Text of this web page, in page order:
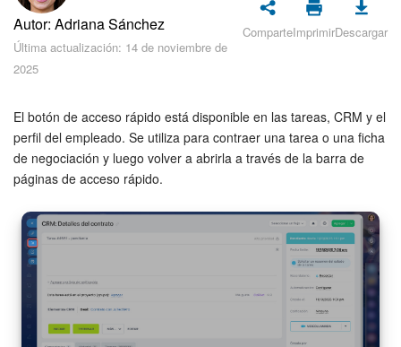
Seguridad
Planes y pagos
Feed
Messenger
Collabs
Bitrix24 Drive
Autor: Adriana Sánchez
Última actualización: 14 de noviembre de
2025
ComparteImprimirDescargar
El botón de acceso rápido está disponible en las tareas, CRM y el
perfil del empleado. Se utiliza para contraer una tarea o una ficha
de negociación y luego volver a abrirla a través de la barra de
páginas de acceso rápido.